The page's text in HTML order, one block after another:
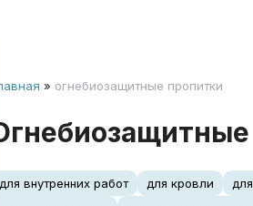
» огнебиозащитные пропитки
для внутренних работ для кровли